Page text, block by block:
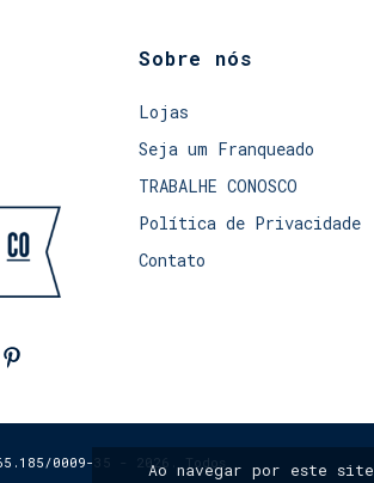
Ao navegar por este site
Sobre nós
Lojas
Seja um Franqueado
TRABALHE CONOSCO
Política de Privacidade
Contato
0009-35 - 2026. Todos